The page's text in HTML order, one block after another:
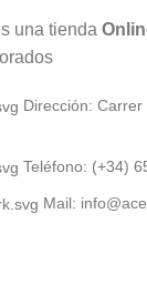
una tienda
Dirección: Carrer
Teléfono: (+34)
Mail: